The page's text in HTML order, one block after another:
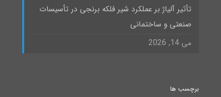
تأثیر آلیاژ بر عملکرد شیر فلکه برنجی در تأسیسات
صنعتی و ساختمانی
می 14, 2026
برچسب ها